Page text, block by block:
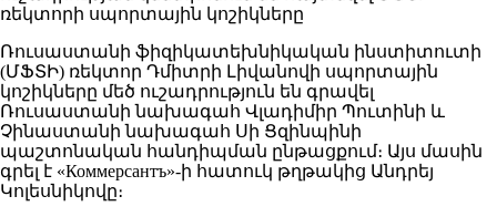
Ռուսաստանի ֆիզիկատեխնիկական ինստիտուտի
(ՄՖՏԻ) ռեկտոր Դմիտրի Լիվանովի սպորտային
կոշիկները մեծ ուշադրություն են գրավել
Ռուսաստանի նախագահ Վլադիմիր Պուտինի և
Չինաստանի նախագահ Սի Ցզինպինի
պաշտոնական հանդիպման ընթացքում։ Այս մասին
գրել է «Коммерсантъ»-ի հատուկ թղթակից Անդրեյ
Կոլեսնիկովը։